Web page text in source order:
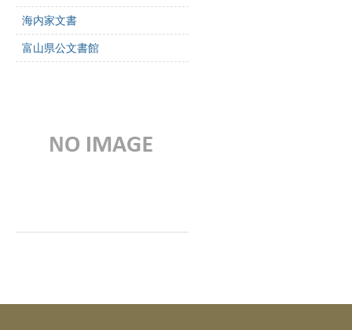
海内家文書
富山県公文書館